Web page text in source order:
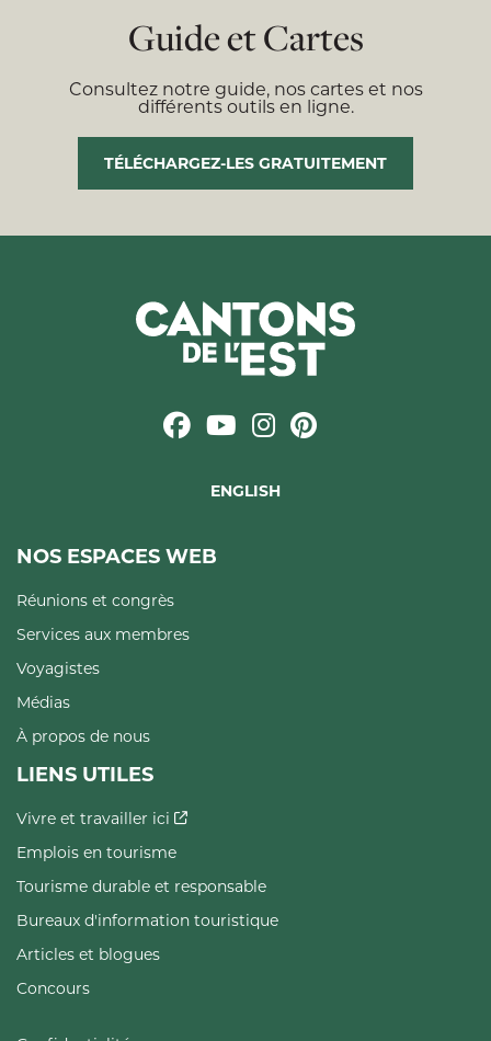
Guide et Cartes
Consultez notre guide, nos cartes et nos
différents outils en ligne.
TÉLÉCHARGEZ-LES GRATUITEMENT
ENGLISH
NOS ESPACES WEB
Réunions et congrès
Services aux membres
Voyagistes
Médias
À propos de nous
LIENS UTILES
Vivre et travailler ici
Emplois en tourisme
Tourisme durable et responsable
Bureaux d'information touristique
Articles et blogues
Concours